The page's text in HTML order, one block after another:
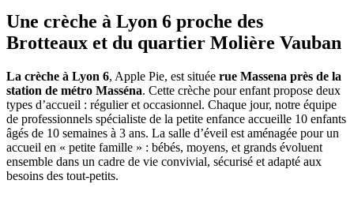
Une crèche à Lyon 6 proche des
Brotteaux et du quartier Molière Vauban
La crèche à Lyon 6, Apple Pie, est située rue Massena près de la
station de métro Masséna. Cette crèche pour enfant propose deux
types d’accueil : régulier et occasionnel. Chaque jour, notre équipe
de professionnels spécialiste de la petite enfance accueille 10 enfants
âgés de 10 semaines à 3 ans. La salle d’éveil est aménagée pour un
accueil en « petite famille » : bébés, moyens, et grands évoluent
ensemble dans un cadre de vie convivial, sécurisé et adapté aux
besoins des tout-petits.